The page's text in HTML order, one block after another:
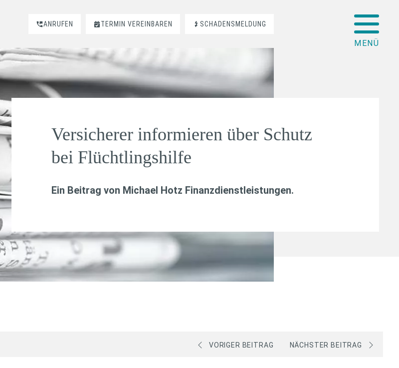
ANRUFEN TERMIN VEREINBAREN SCHADENSMELDUNG
Versicherer informieren über Schutz
bei Flüchtlingshilfe
Ein Beitrag von Michael Hotz Finanzdienstleistungen.
VORIGER BEITRAG NÄCHSTER BEITRAG